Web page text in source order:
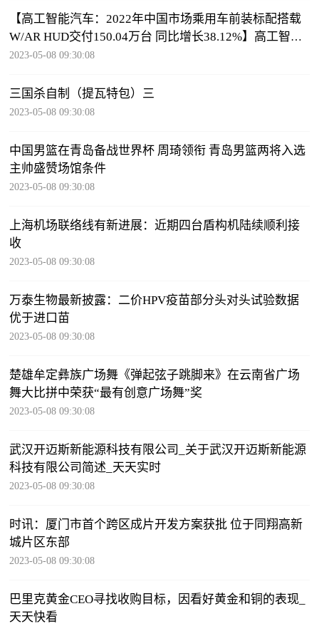
【高工智能汽车：2022年中国市场乘用车前装标配搭载
W/AR HUD交付150.04万台 同比增长38.12%】高工智能
汽车研究院监测数据显示，2022年中国市
2023-05-08 09:30:08
三国杀自制（提瓦特包）三
2023-05-08 09:30:08
中国男篮在青岛备战世界杯 周琦领衔 青岛男篮两将入选
主帅盛赞场馆条件
2023-05-08 09:30:08
上海机场联络线有新进展：近期四台盾构机陆续顺利接
收
2023-05-08 09:30:08
万泰生物最新披露：二价HPV疫苗部分头对头试验数据
优于进口苗
2023-05-08 09:30:08
楚雄牟定彝族广场舞《弹起弦子跳脚来》在云南省广场
舞大比拼中荣获“最有创意广场舞”奖
2023-05-08 09:30:08
武汉开迈斯新能源科技有限公司_关于武汉开迈斯新能源
科技有限公司简述_天天实时
2023-05-08 09:30:08
时讯：厦门市首个跨区成片开发方案获批 位于同翔高新
城片区东部
2023-05-08 09:30:08
巴里克黄金CEO寻找收购目标，因看好黄金和铜的表现_
天天快看